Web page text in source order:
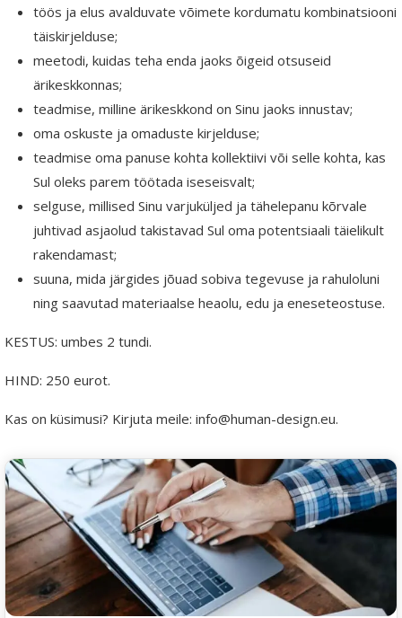
töös ja elus avalduvate võimete kordumatu kombinatsiooni
täiskirjelduse;
meetodi, kuidas teha enda jaoks õigeid otsuseid
ärikeskkonnas;
teadmise, milline ärikeskkond on Sinu jaoks innustav;
oma oskuste ja omaduste kirjelduse;
teadmise oma panuse kohta kollektiivi või selle kohta, kas
Sul oleks parem töötada iseseisvalt;
selguse, millised Sinu varjuküljed ja tähelepanu kõrvale
juhtivad asjaolud takistavad Sul oma potentsiaali täielikult
rakendamast;
suuna, mida järgides jõuad sobiva tegevuse ja rahuloluni
ning saavutad materiaalse heaolu, edu ja eneseteostuse.
KESTUS: umbes 2 tundi.
HIND: 250 eurot.
Kas on küsimusi? Kirjuta meile: info@human-design.eu.